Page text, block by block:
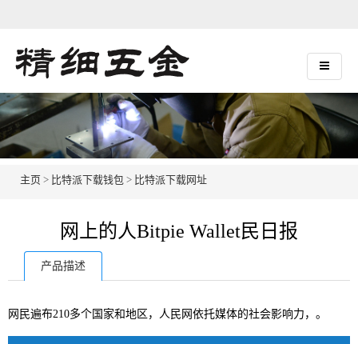
主页 > 比特派下载钱包 > 比特派下载网址
网上的人Bitpie Wallet民日报
产品描述
网民遍布210多个国家和地区，人民网依托媒体的社会影响力，。